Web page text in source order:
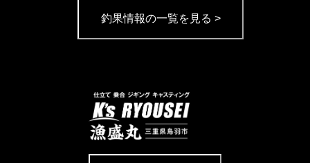
釣果情報の一覧を見る >